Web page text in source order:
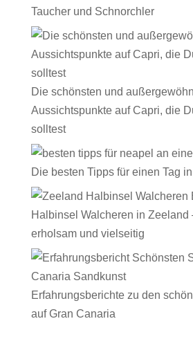
Taucher und Schnorchler
Die schönsten und
Aussichtspunkte auf Capri, die
solltest
Die besten Tipps für einen Tag
Halbinsel Walcheren in Zeeland
erholsam und vielseitig
Erfahrungsberichte zu den
auf Gran Canaria